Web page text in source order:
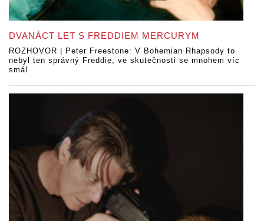
DVANÁCT LET S FREDDIEM MERCURYM
ROZHOVOR | Peter Freestone: V Bohemian Rhapsody to
nebyl ten správný Freddie, ve skutečnosti se mnohem víc
smál